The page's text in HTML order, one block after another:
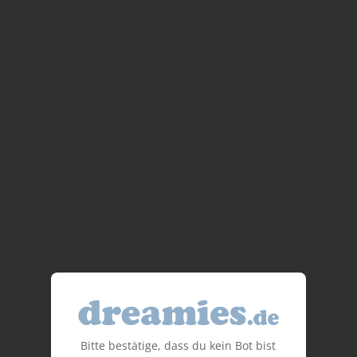
Bitte bestätige, dass du kein Bot bist